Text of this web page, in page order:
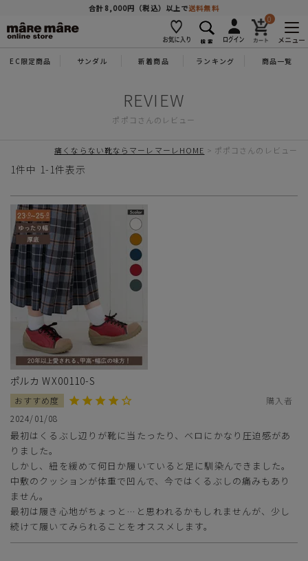
合計8,000円（税込）以上で送料無料
0
メニュー
EC限定商品 サンダル 新着商品 ランキング 商品一覧
ポポコさんのレビュー
痛くならない靴ならマーレマーレHOME ポポコさんのレビュー
1件中 1- 1件表示
ポルカ WX00110-S
購入者
2024/01/08
最初はくるぶし辺りが靴に当たったり、ベロにかなり圧迫感があ
りました。
しかし、紐を緩めて何日か履いていると足に馴染んできました。
中敷のクッションが体重で凹んで、今ではくるぶしの痛みもあり
ません。
最初は履き心地がちょっと…と思われるかもしれませんが、少し
続けて履いてみられることをオススメします。
商品を探す
カテゴリー
特徴
ブランド
カラー
サイズ
ヒールの高さ